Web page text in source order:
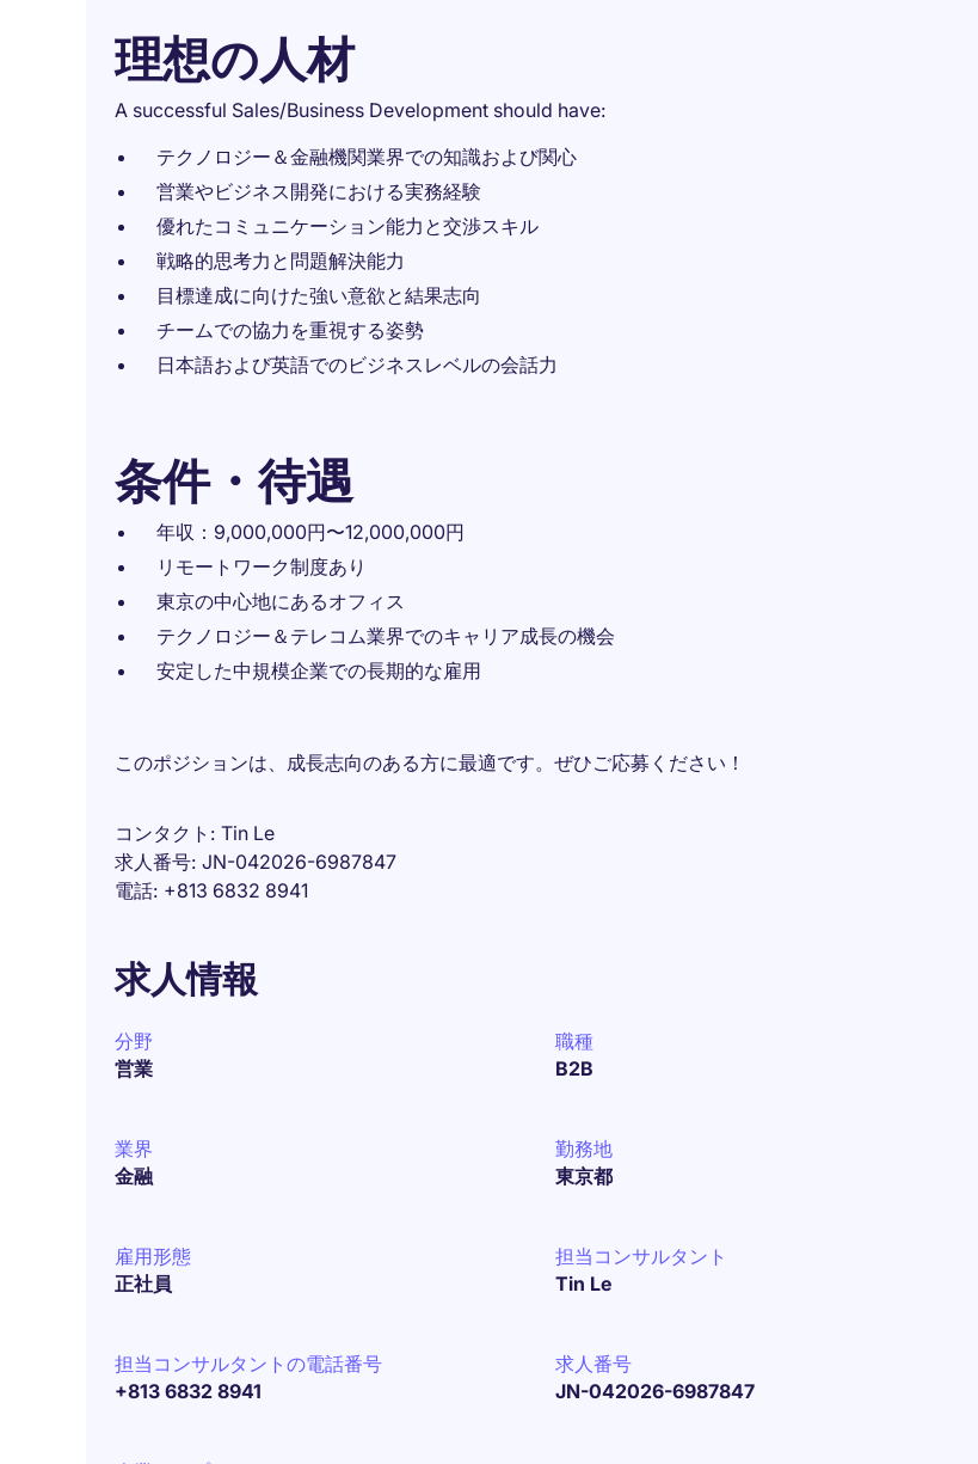
理想の人材
A successful Sales/Business Development should have:
テクノロジー＆金融機関業界での知識および関心
営業やビジネス開発における実務経験
優れたコミュニケーション能力と交渉スキル
戦略的思考力と問題解決能力
目標達成に向けた強い意欲と結果志向
チームでの協力を重視する姿勢
日本語および英語でのビジネスレベルの会話力
条件・待遇
年収：9,000,000円〜12,000,000円
リモートワーク制度あり
東京の中心地にあるオフィス
テクノロジー＆テレコム業界でのキャリア成長の機会
安定した中規模企業での長期的な雇用
このポジションは、成長志向のある方に最適です。ぜひご応募ください！
コンタクト
Tin Le
求人番号 JN-042026-6987847
電話 +813 6832 8941
求人情報
分野
営業
職種
B2B
業界
金融
勤務地
東京都
雇用形態
正社員
担当コンサルタント
Tin Le
担当コンサルタントの電話番号
+813 6832 8941
求人番号
JN-042026-6987847